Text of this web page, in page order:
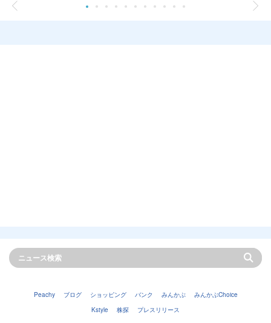
Peachy ブログ ショッピング バンク みんかぶ
みんかぶChoice
Kstyle
株探 プレスリリース